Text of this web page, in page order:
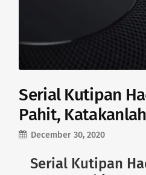
Serial Kutipan
Pahit, Katakanlah
December 30, 2020
Serial Kutipan